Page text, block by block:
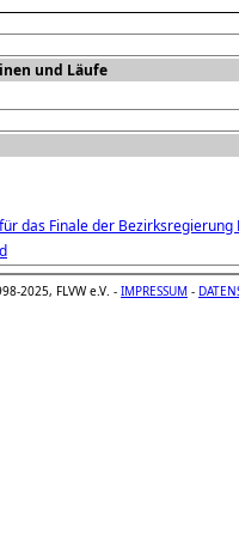
und Läufe
das Finale der
2025, FLVW e.V. - IMPRESSUM -